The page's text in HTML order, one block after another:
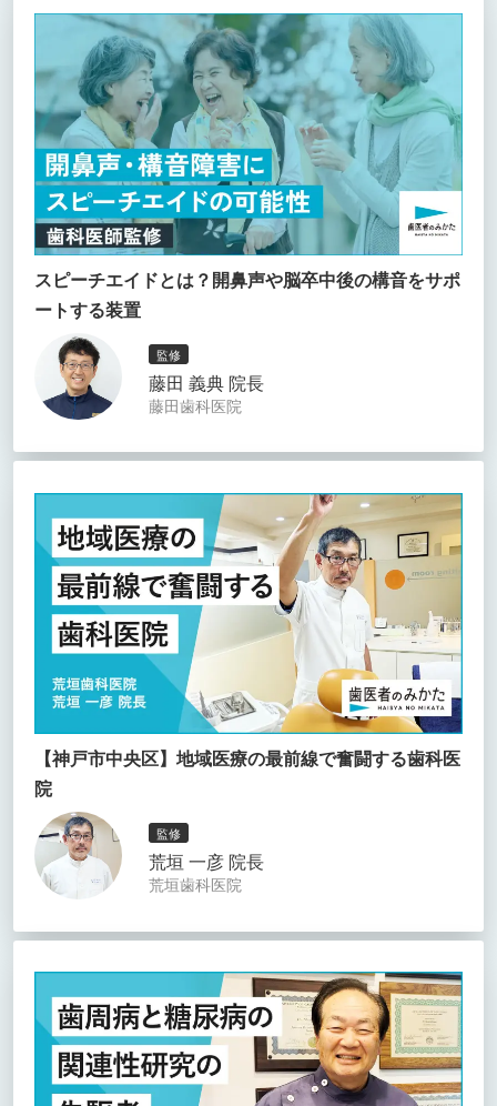
スピーチエイドとは？開鼻声や脳卒中後の構音をサポ
ートする装置
監修
藤田 義典 院長
藤田歯科医院
【神戸市中央区】地域医療の最前線で奮闘する歯科医
院
監修
荒垣 一彦 院長
荒垣歯科医院